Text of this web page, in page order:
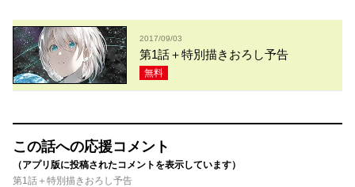
2017/09/03
第1話＋特別描きおろし予告
無料
この話への応援コメント
（アプリ版に投稿されたコメントを表示しています）
第1話＋特別描きおろし予告